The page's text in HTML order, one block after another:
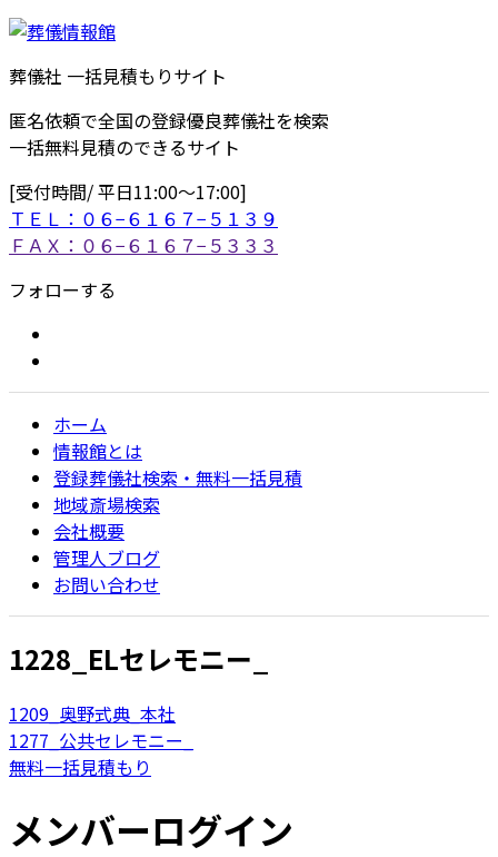
葬儀社 一括見積もりサイト
匿名依頼で全国の登録優良葬儀社を検索
一括無料見積のできるサイト
[受付時間/ 平日11:00〜17:00]
ＴＥＬ：０６−６１６７−５１３９
ＦＡＸ：０６−６１６７−５３３３
フォローする
ホーム
情報館とは
登録葬儀社検索・無料一括見積
地域斎場検索
会社概要
管理人ブログ
お問い合わせ
1228_ELセレモニー_
1209_奥野式典_本社
1277_公共セレモニー_
無料一括見積もり
メンバーログイン